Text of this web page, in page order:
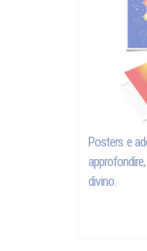
Posters e
divino.